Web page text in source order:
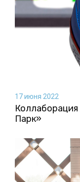
17 июня 2022
Парк»